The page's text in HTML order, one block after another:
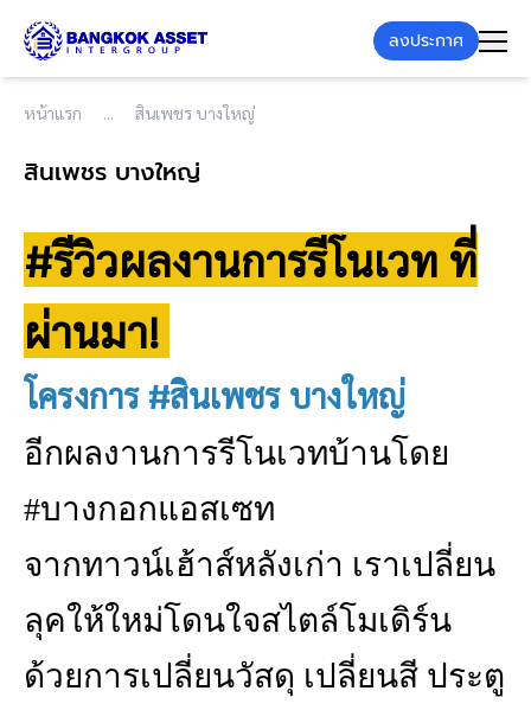
ลงประกาศ
หน้าแรก สินเพชร บางใหญ่
สินเพชร บางใหญ่
#รีวิวผลงานการรีโนเวท ที่
ผ่านมา!
โครงการ #สินเพชร บางใหญ่
อีกผลงานการรีโนเวทบ้านโดย
#บางกอกแอสเซท
จากทาวน์เฮ้าส์หลังเก่า เราเปลี่ยน
ลุคให้ใหม่โดนใจสไตล์โมเดิร์น
ด้วยการเปลี่ยนวัสดุ เปลี่ยนสี ประตู